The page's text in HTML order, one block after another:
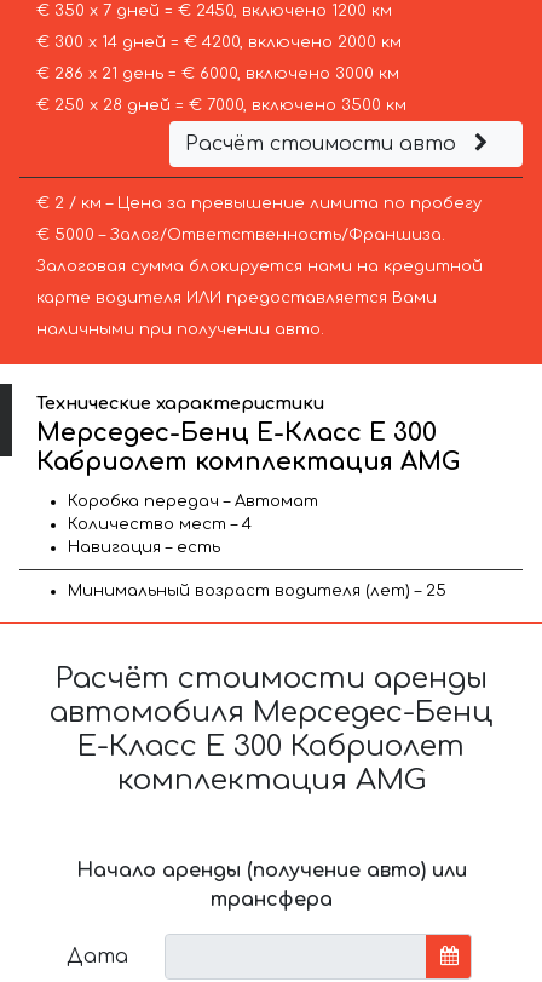
€ 350 х 7 дней = € 2450, включено 1200 км
€ 300 х 14 дней = € 4200, включено 2000 км
€ 286 х 21 день = € 6000, включено 3000 км
€ 250 х 28 дней = € 7000, включено 3500 км
Расчёт стоимости авто
€ 2 / км – Цена за превышение лимита по пробегу
€ 5000 – Залог/Ответственность/Франшиза.
Залоговая сумма блокируется нами на кредитной
карте водителя ИЛИ предоставляется Вами
наличными при получении авто.
Технические характеристики
Мерседес-Бенц Е-Класс Е 300
Кабриолет комплектация AMG
Коробка передач – Автомат
Количество мест – 4
Навигация – есть
Минимальный возраст водителя (лет) – 25
Расчёт стоимости аренды
автомобиля Мерседес-Бенц
Е-Класс Е 300 Кабриолет
комплектация AMG
Начало аренды (получение авто) или
трансфера
Дата